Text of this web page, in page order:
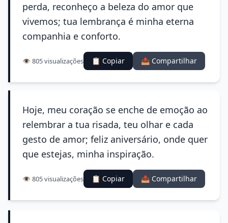
perda, reconheço a beleza do amor que
vivemos; tua lembrança é minha eterna
companhia e conforto.
👁️ 805 visualizações 📋 Copiar 📤 Compartilhar
Hoje, meu coração se enche de emoção ao
relembrar a tua risada, teu olhar e cada
gesto de amor; feliz aniversário, onde quer
que estejas, minha inspiração.
👁️ 805 visualizações 📋 Copiar 📤 Compartilhar